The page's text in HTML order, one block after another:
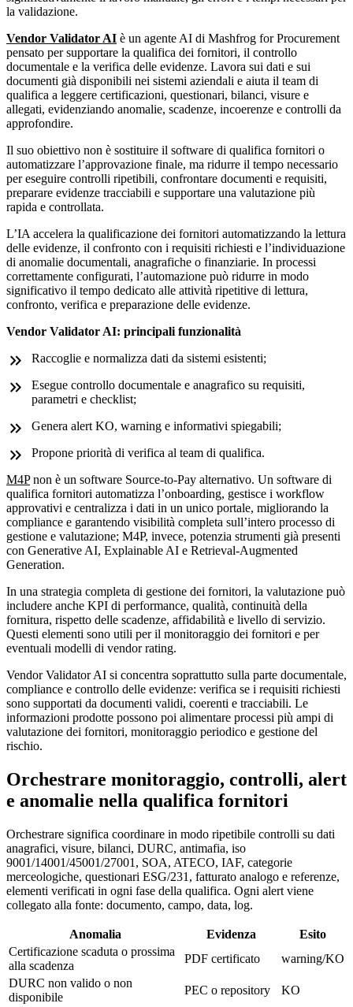
la validazione.
Vendor Validator AI è un agente AI di Mashfrog for Procurement
pensato per supportare la qualifica dei fornitori, il controllo
documentale e la verifica delle evidenze. Lavora sui dati e sui
documenti già disponibili nei sistemi aziendali e aiuta il team di
qualifica a leggere certificazioni, questionari, bilanci, visure e
allegati, evidenziando anomalie, scadenze, incoerenze e controlli da
approfondire.
Il suo obiettivo non è sostituire il software di qualifica fornitori o
automatizzare l’approvazione finale, ma ridurre il tempo necessario
per eseguire controlli ripetibili, confrontare documenti e requisiti,
preparare evidenze tracciabili e supportare una valutazione più
rapida e controllata.
L’IA accelera la qualificazione dei fornitori automatizzando la lettura
delle evidenze, il confronto con i requisiti richiesti e l’individuazione
di anomalie documentali, anagrafiche o finanziarie. In processi
correttamente configurati, l’automazione può ridurre in modo
significativo il tempo dedicato alle attività ripetitive di lettura,
confronto, verifica e preparazione delle evidenze.
Vendor Validator AI: principali funzionalità
Raccoglie e normalizza dati da sistemi esistenti;
Esegue controllo documentale e anagrafico su requisiti,
parametri e checklist;
Genera alert KO, warning e informativi spiegabili;
Propone priorità di verifica al team di qualifica.
M4Pnon è un software Source-to-Pay alternativo. Un software di
qualifica fornitori automatizza l’onboarding, gestisce i workflow
approvativi e centralizza i dati in un unico portale, migliorando la
compliance e garantendo visibilità completa sull’intero processo di
gestione e valutazione; M4P, invece, potenzia strumenti già presenti
con Generative AI, Explainable AI e Retrieval-Augmented
Generation.
In una strategia completa di gestione dei fornitori, la valutazione può
includere anche KPI di performance, qualità, continuità della
fornitura, rispetto delle scadenze, affidabilità e livello di servizio.
Questi elementi sono utili per il monitoraggio dei fornitori e per
eventuali modelli di vendor rating.
Vendor Validator AI si concentra soprattutto sulla parte documentale,
compliance e controllo delle evidenze: verifica se i requisiti richiesti
sono supportati da documenti validi, coerenti e tracciabili. Le
informazioni prodotte possono poi alimentare processi più ampi di
valutazione dei fornitori, monitoraggio periodico e gestione del
rischio.
Orchestrare monitoraggio, controlli, alert
e anomalie nella qualifica fornitori
Orchestrare significa coordinare in modo ripetibile controlli su dati
anagrafici, visure, bilanci, DURC, antimafia, iso
9001/14001/45001/27001, SOA, ATECO, IAF, categorie
merceologiche, questionari ESG/231, fatturato analogo e referenze,
elementi verificati in ogni fase della qualifica. Ogni alert viene
collegato alla fonte: documento, campo, data, log.
Anomalia Evidenza
Esito
Certificazione scaduta o prossima
alla scadenza
PDF certificato
warning/KO
DURC non valido o non
disponibile
PEC o repository
KO